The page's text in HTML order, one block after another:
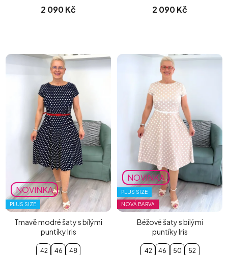
2 090 Kč 2 090 Kč
NOVINKA
PLUS SIZE
Tmavě modré šaty s bílými
puntíky Iris
42 46 48
NOVINKA
PLUS SIZE
NOVÁ BARVA
Béžové šaty s bílými
puntíky Iris
42 46 50 52